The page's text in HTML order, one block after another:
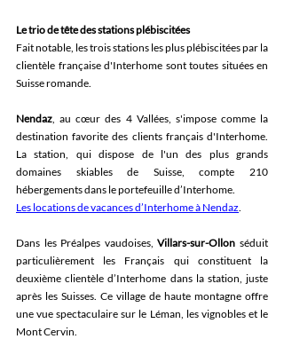
Le trio de tête des stations plébiscitées
Fait notable, les trois stations les plus plébiscitées par la
clientèle française d'Interhome sont toutes situées en
Suisse romande.
Nendaz, au cœur des 4 Vallées, s'impose comme la
destination favorite des clients français d'Interhome.
La station, qui dispose de l'un des plus grands
domaines skiables de Suisse, compte 210
hébergements dans le portefeuille d’Interhome.
Les locations de vacances d’Interhome à Nendaz.
Dans les Préalpes vaudoises, Villars-sur-Ollon séduit
particulièrement les Français qui constituent la
deuxième clientèle d’Interhome dans la station, juste
après les Suisses. Ce village de haute montagne offre
une vue spectaculaire sur le Léman, les vignobles et le
Mont Cervin.